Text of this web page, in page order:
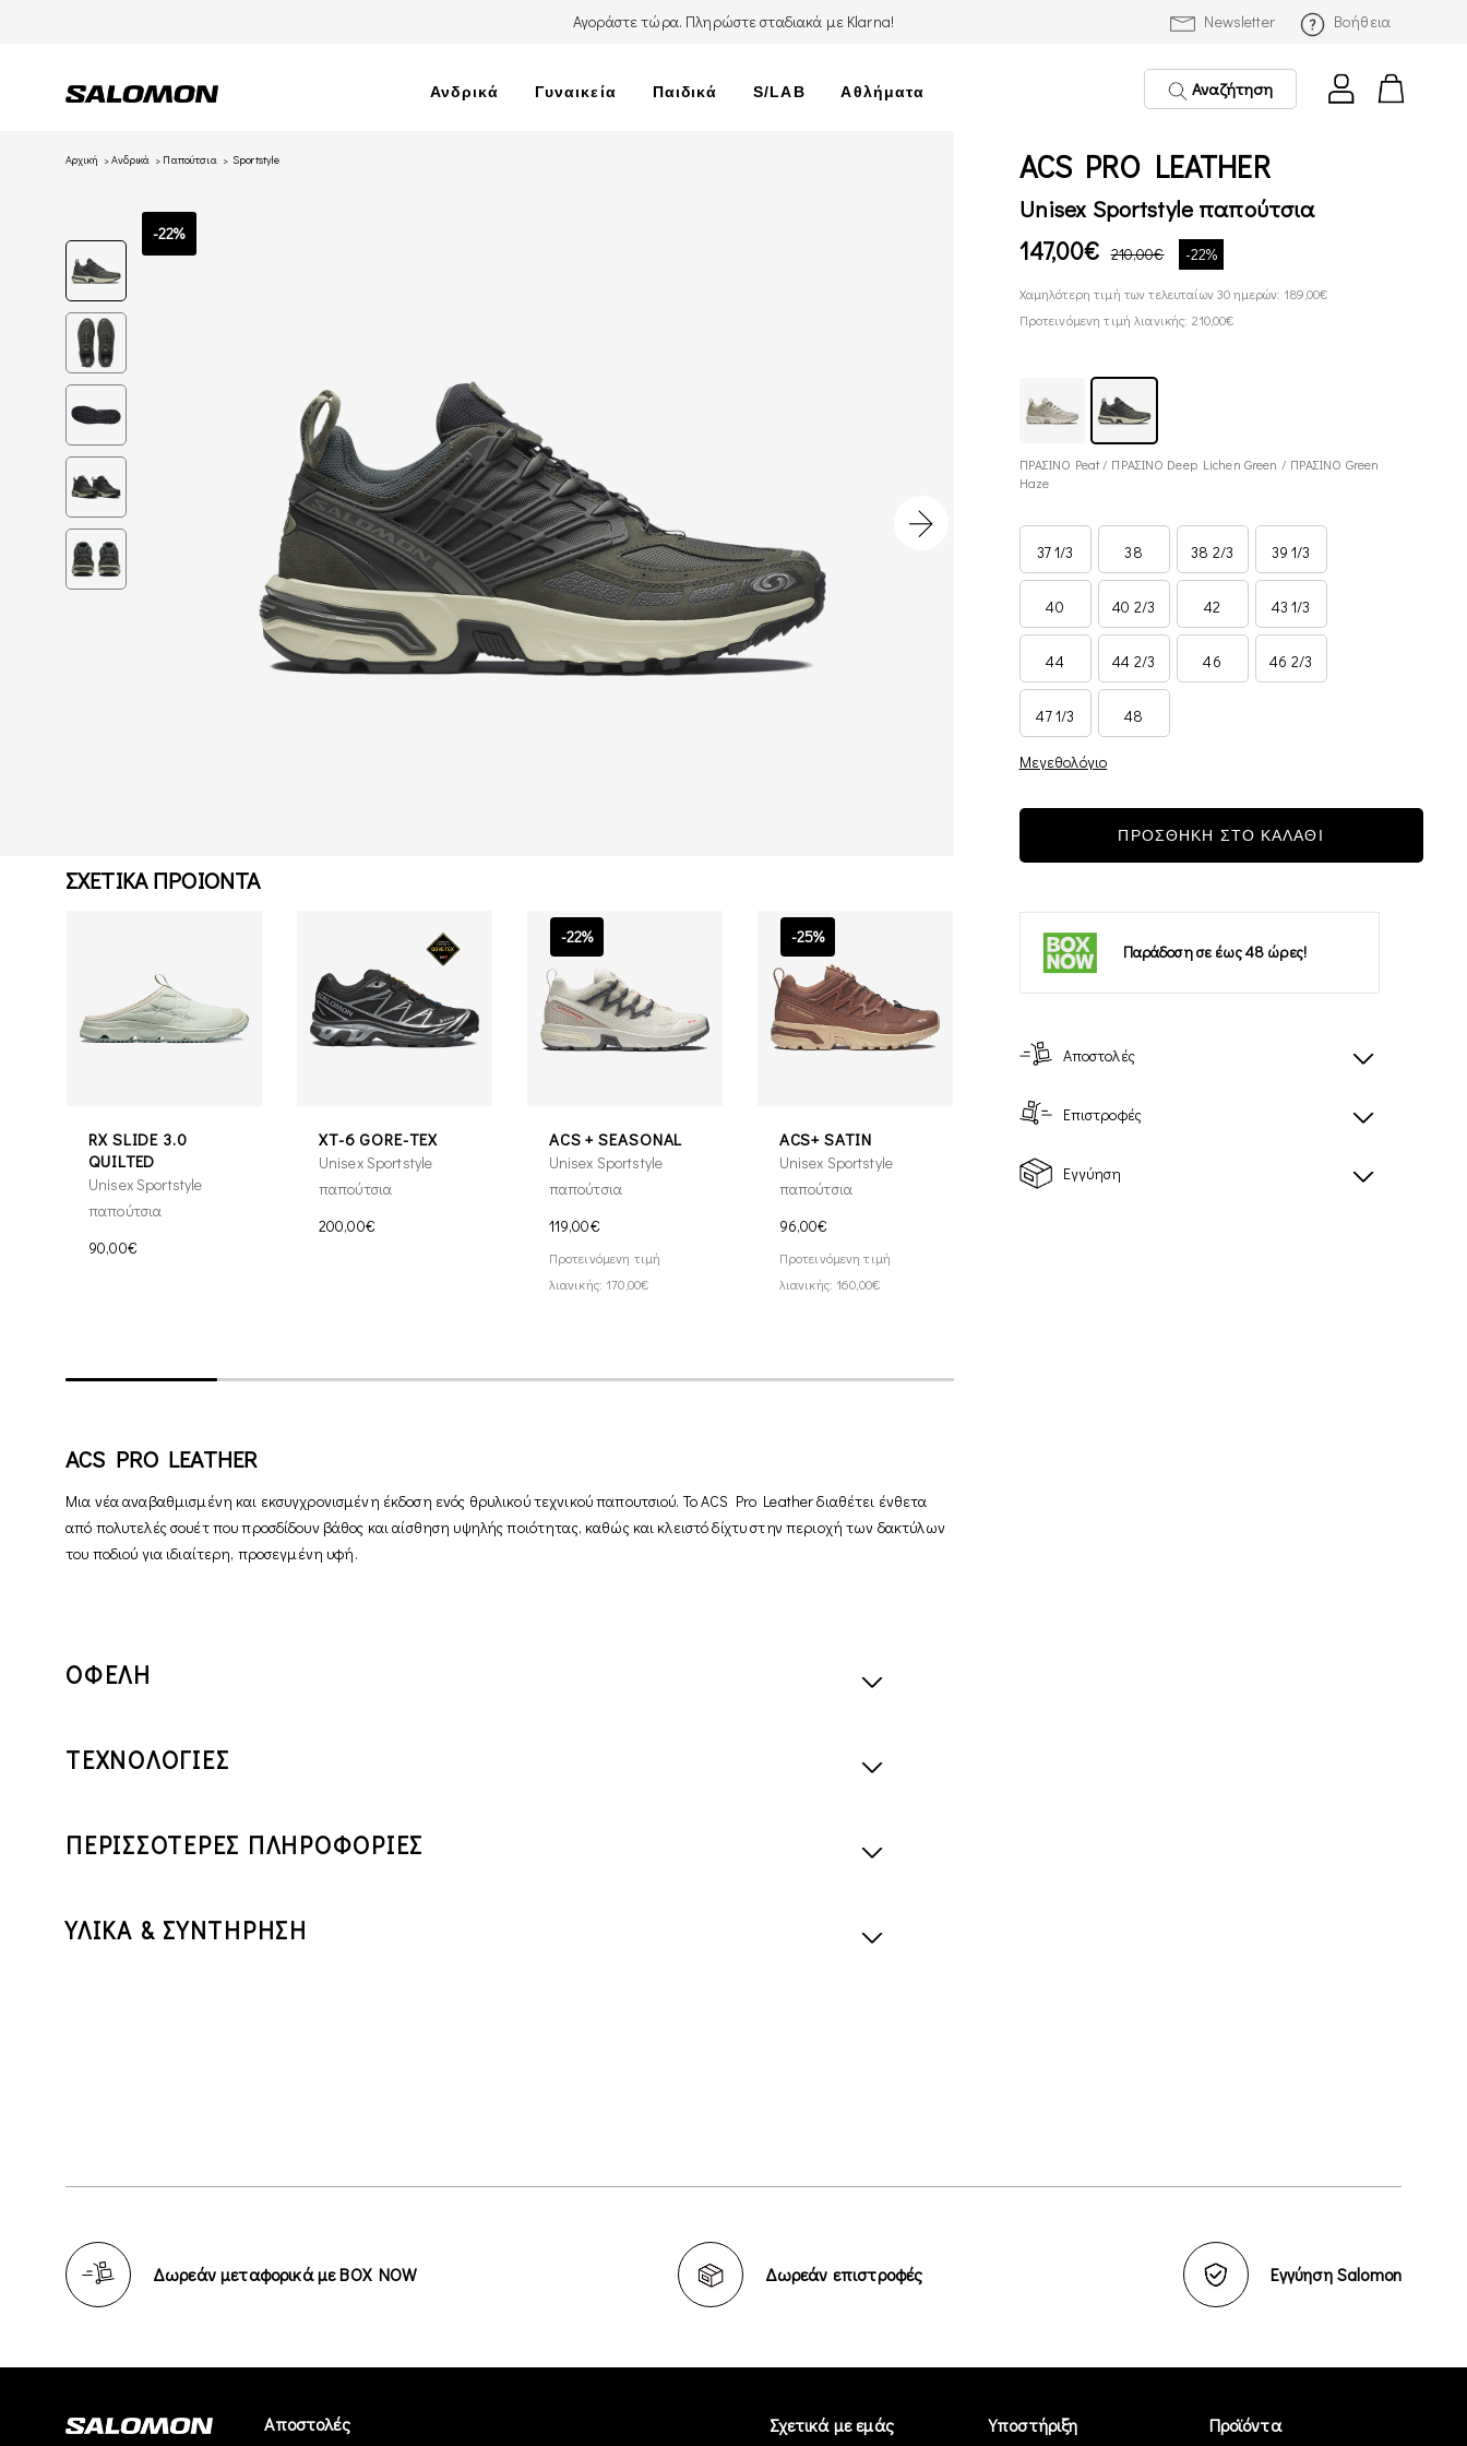
Newsletter Βοήθεια
Αγοράστε τώρα. Πληρώστε σταδιακά με Klarna!
Ανδρικά Γυναικεία Παιδικά S/LAB Αθλήματα Αναζήτηση
Αρχική Ανδρικά Παπούτσια Sportstyle
-22%
ACS PRO LEATHER
Unisex Sportstyle παπούτσια
147,00€ 210,00€ -22%
Χαμηλότερη τιμή των τελευταίων 30 ημερών: 189,00€
Προτεινόμενη τιμή λιανικής: 210,00€
ΠΡΑΣΙΝΟ Peat / ΠΡΑΣΙΝΟ Deep Lichen Green / ΠΡΑΣΙΝΟ Green
Haze
37 1/3 38 38 2/3 39 1/3
40 40 2/3 42 43 1/3
44 44 2/3 46 46 2/3
47 1/3 48
Μεγεθολόγιο
ΠΡΟΣΘΗΚΗ ΣΤΟ ΚΑΛΑΘΙ
Παράδοση σε έως 48 ώρες!
Αποστολές
Επιστροφές
Εγγύηση
ΣΧΕΤΙΚΑ ΠΡΟΙΟΝΤΑ
RX SLIDE 3.0
QUILTED
Unisex Sportstyle
παπούτσια
90,00€
XT-6 GORE-TEX
Unisex Sportstyle
παπούτσια
200,00€
-22%
ACS + SEASONAL
Unisex Sportstyle
παπούτσια
119,00€
Προτεινόμενη τιμή
λιανικής: 170,00€
-25%
ACS+ SATIN
Unisex Sportstyle
παπούτσια
96,00€
Προτεινόμενη τιμή
λιανικής: 160,00€
Unisex Sportstyle
παπούτσια
ACS PRO LEATHER
Μια νέα αναβαθμισμένη και εκσυγχρονισμένη έκδοση ενός θρυλικού τεχνικού παπουτσιού. Το ACS Pro Leather διαθέτει ένθετα
από πολυτελές σουέτ που προσδίδουν βάθος και αίσθηση υψηλής ποιότητας, καθώς και κλειστό δίχτυ στην περιοχή των δακτύλων
του ποδιού για ιδιαίτερη, προσεγμένη υφή.
ΟΦΕΛΗ
ΤΕΧΝΟΛΟΓΙΕΣ
ΠΕΡΙΣΣΟΤΕΡΕΣ ΠΛΗΡΟΦΟΡΙΕΣ
ΥΛΙΚΑ & ΣΥΝΤΗΡΗΣΗ
Δωρεάν μεταφορικά με BOX NOW Δωρεάν επιστροφές Εγγύηση Salomon
Αποστολές Σχετικά με εμάς Υποστήριξη Προϊόντα